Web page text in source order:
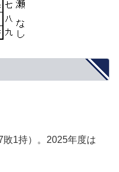
1持）。2025年度は